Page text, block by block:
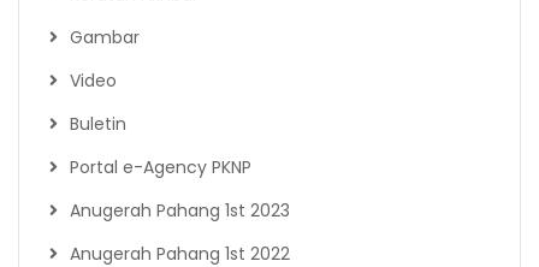
Gambar
Video
Buletin
Portal e-Agency PKNP
Anugerah Pahang 1st 2023
Anugerah Pahang 1st 2022